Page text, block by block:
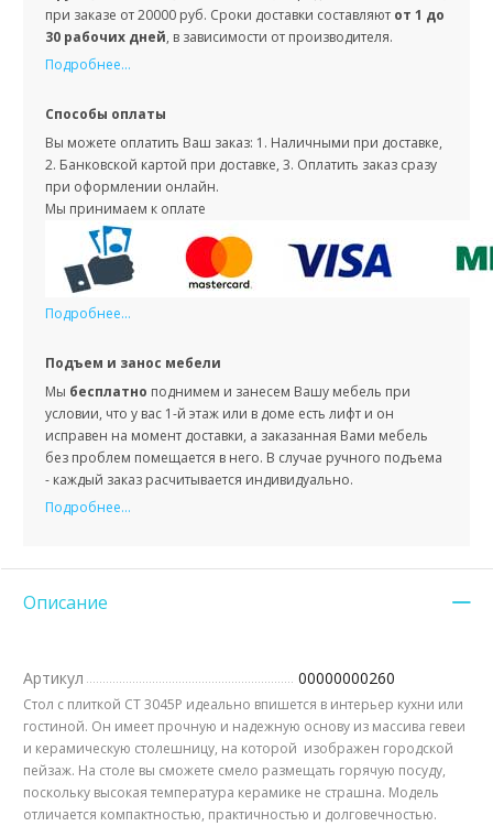
при заказе от 20000 руб. Сроки доставки составляют от 1 до
30 рабочих дней, в зависимости от производителя.
Подробнее...
Способы оплаты
Вы можете оплатить Ваш заказ: 1. Наличными при доставке,
2. Банковской картой при доставке, 3. Оплатить заказ сразу
при оформлении онлайн.
Мы принимаем к оплате
Подробнее...
Подъем и занос мебели
Мы бесплатно поднимем и занесем Вашу мебель при
условии, что у вас 1-й этаж или в доме есть лифт и он
исправен на момент доставки, а заказанная Вами мебель
без проблем помещается в него. В случае ручного подъема
- каждый заказ расчитывается индивидуально.
Подробнее...
Описание
Артикул 00000000260
Стол с плиткой СТ 3045Р идеально впишется в интерьер кухни или
гостиной. Он имеет прочную и надежную основу из массива гевеи
и керамическую столешницу, на которой изображен городской
пейзаж. На столе вы сможете смело размещать горячую посуду,
поскольку высокая температура керамике не страшна. Модель
отличается компактностью, практичностью и долговечностью.